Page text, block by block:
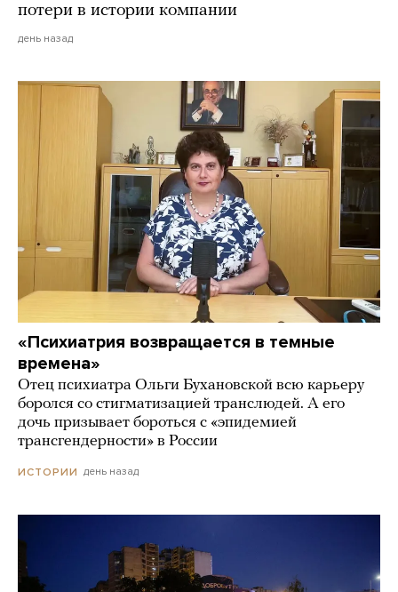
потери в истории компании
день назад
«Психиатрия возвращается в темные
времена»
Отец психиатра Ольги Бухановской всю карьеру
боролся со стигматизацией транслюдей. А его
дочь призывает бороться с «эпидемией
трансгендерности» в России
ИСТОРИИ день назад